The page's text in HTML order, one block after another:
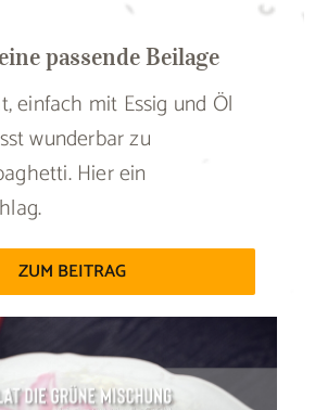
passende Beilage
einfach mit Essig und Öl
wunderbar zu
Hier ein
ZUM BEITRAG